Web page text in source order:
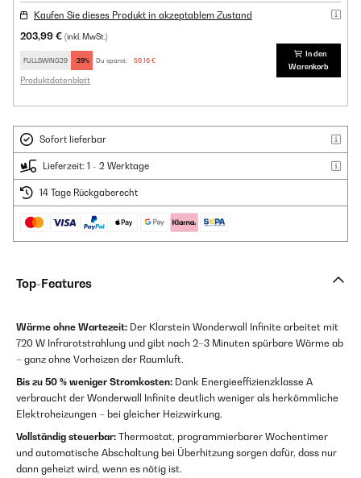
Kaufen Sie dieses Produkt in akzeptablem Zustand
203,99 € (inkl. MwSt.)
FULLSWING29 -29% Du sparst: 59,16 €
Produktdatenblatt
In den
Warenkorb
Sofort lieferbar
Lieferzeit: 1 - 2 Werktage
14 Tage Rückgaberecht
Top-Features
Wärme ohne Wartezeit: Der Klarstein Wonderwall Infinite arbeitet mit
720 W Infrarotstrahlung und gibt nach 2–3 Minuten spürbare Wärme ab
– ganz ohne Vorheizen der Raumluft.
Bis zu 50 % weniger Stromkosten: Dank Energieeffizienzklasse A
verbraucht der Wonderwall Infinite deutlich weniger als herkömmliche
Elektroheizungen – bei gleicher Heizwirkung.
Vollständig steuerbar: Thermostat, programmierbarer Wochentimer
und automatische Abschaltung bei Überhitzung sorgen dafür, dass nur
dann geheizt wird, wenn es nötig ist.